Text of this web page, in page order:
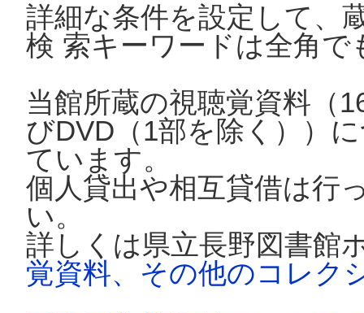
詳細な条件を設定して、
検 索キーワードは全角
当館所蔵の視聴覚資料（
びDVD（1部を除く））
ています。
個人貸出や相互貸借は行
い。
詳しくは県立長野図書館
覚資料、その他のコレク